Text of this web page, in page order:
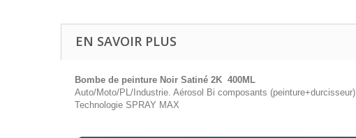
EN SAVOIR PLUS
Bombe de peinture Noir Satiné 2K 400ML
Auto/Moto/PL/Industrie. Aérosol Bi composants (peinture+durcisseur)
Technologie SPRAY MAX